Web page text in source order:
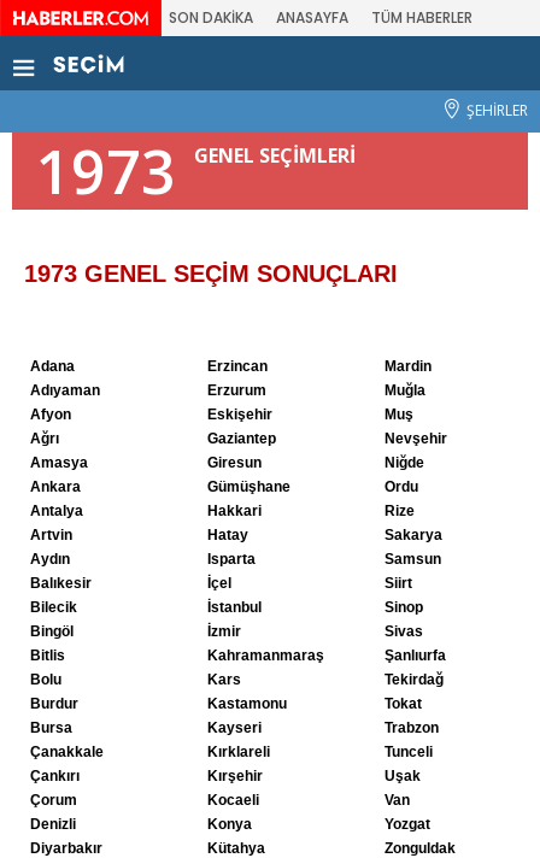
SON DAKİKA ANASAYFA TÜM HABERLER
ŞEHİRLER
1973 GENEL SEÇİMLERİ
1973 GENEL SEÇİM SONUÇLARI
Adana
Adıyaman
Afyon
Ağrı
Amasya
Ankara
Antalya
Artvin
Aydın
Balıkesir
Bilecik
Bingöl
Bitlis
Bolu
Burdur
Bursa
Çanakkale
Çankırı
Çorum
Denizli
Diyarbakır
Erzincan
Erzurum
Eskişehir
Gaziantep
Giresun
Gümüşhane
Hakkari
Hatay
Isparta
İçel
İstanbul
İzmir
Kahramanmaraş
Kars
Kastamonu
Kayseri
Kırklareli
Kırşehir
Kocaeli
Konya
Kütahya
Mardin
Muğla
Muş
Nevşehir
Niğde
Ordu
Rize
Sakarya
Samsun
Siirt
Sinop
Sivas
Şanlıurfa
Tekirdağ
Tokat
Trabzon
Tunceli
Uşak
Van
Yozgat
Zonguldak